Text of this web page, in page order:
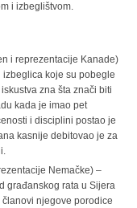
i izbeglištvom.
i reprezentacije Kanade)
koje su pobegle
zna šta znači biti
kada je imao pet
i disciplini postao je
kasnije debitovao je za
Nemačke) –
građanskog rata u Sijera
njegove porodice